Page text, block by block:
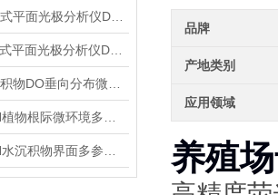
品牌
产地类别
应用领域
养殖